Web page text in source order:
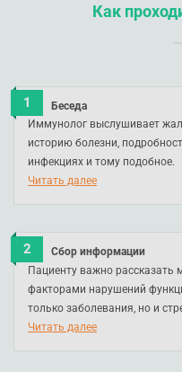
Как
Беседа
Иммунолог выслушивает
историю болезни,
инфекциях и тому подобное.
Читать далее
Сбор информации
Пациенту важно
факторами нарушений
только заболевания, но и
плохая экология.
Читать далее